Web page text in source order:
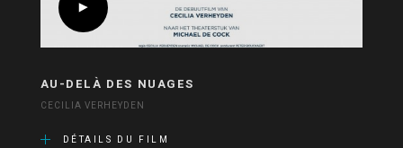
AU-DELÀ DES NUAGES
CECILIA VERHEYDEN
DÉTAILS DU FILM